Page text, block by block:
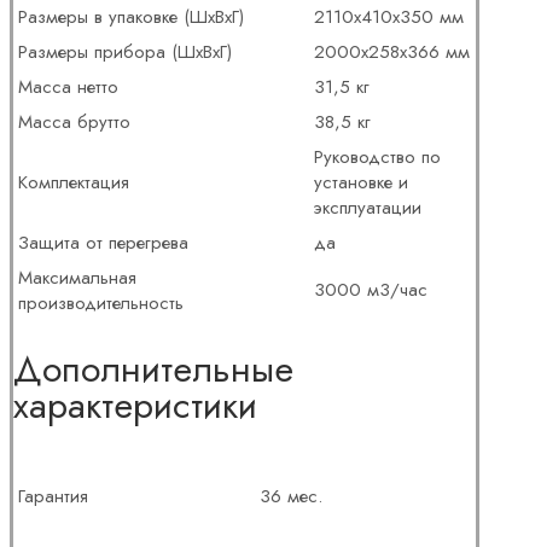
Размеры в упаковке (ШхВхГ)
2110х410х350 мм
Размеры прибора (ШхВхГ)
2000х258х366 мм
Масса нетто
31,5 кг
Масса брутто
38,5 кг
Комплектация
Руководство по
установке и
эксплуатации
Защита от перегрева
да
Максимальная
производительность
3000 м3/час
Дополнительные
характеристики
Гарантия 36 мес.